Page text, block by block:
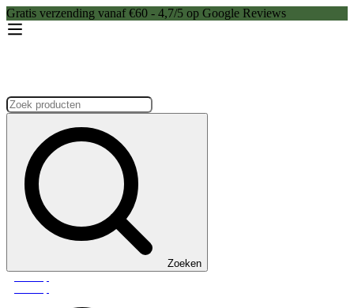
Gratis verzending vanaf €60 - 4,7/5 op Google Reviews
Zoeken:
Zoeken